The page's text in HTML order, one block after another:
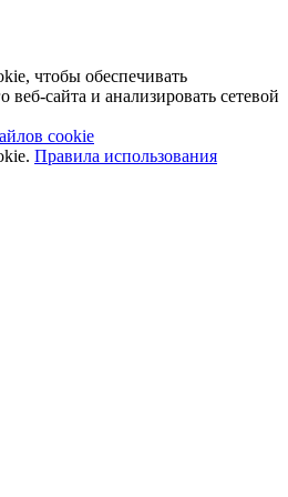
чтобы обеспечивать
сайта и анализировать сетевой
cookie
Правила использования